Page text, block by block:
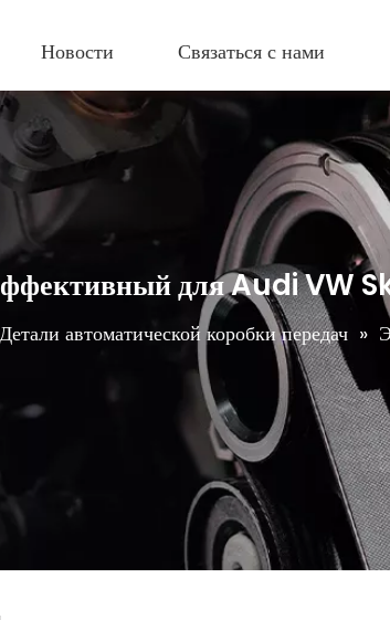
Новости Связаться с нами
для Audi VW
Детали автоматической коробки передач »